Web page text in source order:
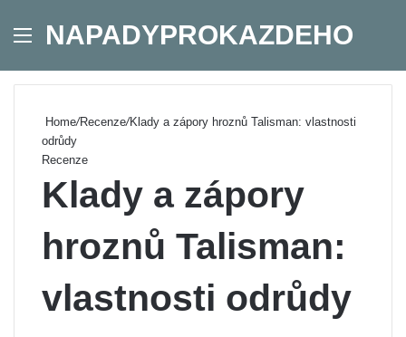
Menu
NAPADYPROKAZDEHO
Home/Recenze/Klady a zápory hroznů Talisman: vlastnosti
odrůdy
Recenze
Klady a zápory
hroznů Talisman:
vlastnosti odrůdy